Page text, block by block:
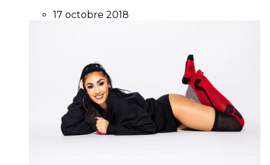
17 octobre 2018